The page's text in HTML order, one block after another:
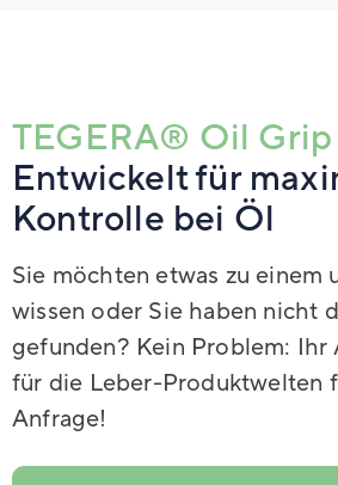
TEGERA® Oil Grip
Entwickelt für
Kontrolle bei Öl
Sie möchten etwas zu einem
wissen oder Sie haben nicht
gefunden? Kein Problem: Ihr
für die Leber-Produktwelten
Anfrage!